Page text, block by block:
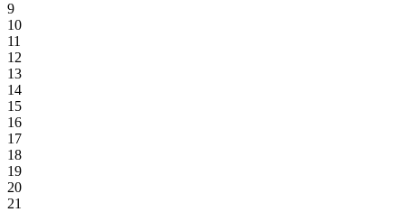
9
10
11
12
13
14
15
16
17
18
19
20
21